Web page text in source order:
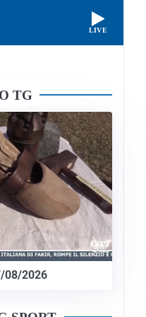
LIVE
TG
08/2026